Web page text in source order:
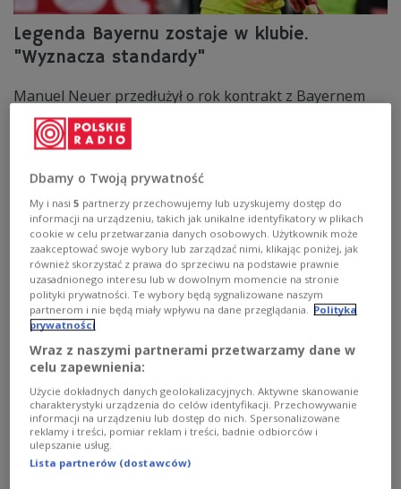
Legenda Bayernu zostaje w klubie.
"Wyznacza standardy"
Manuel Neuer przedłużył o rok kontrakt z Bayernem
Monachium. Umowa była ważna do 30 czerwca 2025.
Będzie to 15. sezon bramkarza w drużynie -
poinformował najbardziej utytułowany niemiecki klub
Zobacz więcej na temat:Piłka nożna
Bayern Monachium
Czerwona kartka i złamane żebro. Dramat
gwiazdy
Dbamy o Twoją prywatność
My i nasi5 partnerzy przechowujemy lub uzyskujemy dostęp do
informacji na urządzeniu, takich jak unikalne identyfikatory w plikach
cookie w celu przetwarzania danych osobowych. Użytkownik może
zaakceptować swoje wybory lub zarządzać nimi, klikając poniżej, jak
również skorzystać z prawa do sprzeciwu na podstawie prawnie
uzasadnionego interesu lub w dowolnym momencie na stronie
polityki prywatności. Te wybory będą sygnalizowane naszym
partnerom i nie będą miały wpływu na dane przeglądania. Polityka
prywatności
Wraz z naszymi partnerami przetwarzamy dane w
celu zapewnienia:
Użycie dokładnych danych geolokalizacyjnych. Aktywne skanowanie
charakterystyki urządzenia do celów identyfikacji. Przechowywanie
informacji na urządzeniu lub dostęp do nich. Spersonalizowane
reklamy i treści, pomiar reklam i treści, badnie odbiorców i
ulepszanie usług.
Lista partnerów (dostawców)